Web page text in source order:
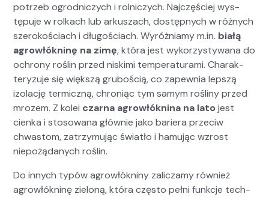
potrzeb ogrod­niczych i rol­niczych. Najczęś­ciej wys­
tępu­je w rolkach lub arkuszach, dostęp­nych w różnych
sze­rokoś­ci­ach i dłu­goś­ci­ach. Wyróż­ni­amy m.in. białą
agrowłókn­inę na zimę, która jest wyko­rzysty­wana do
ochrony roślin przed niski­mi tem­per­at­u­ra­mi. Charak­
teryzu­je się więk­szą gruboś­cią, co zapew­nia lep­szą
izo­lację ter­miczną, chroniąc tym samym rośliny przed
mrozem. Z kolei czarna agrowłókn­i­na na lato jest
cien­ka i stosowana głównie jako bari­era prze­ciw
chwastom, zatrzy­mu­jąc światło i hamu­jąc wzrost
niepożą­danych roślin.
Do innych typów agrowłókniny zal­icza­my również
agrowłókn­inę zieloną, która częs­to pełni funkc­je tech­